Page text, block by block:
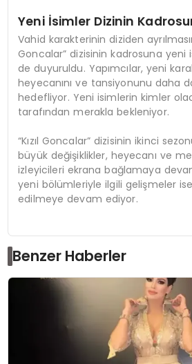
Yeni İsimler Dizinin
Vahid karakterinin diziden
Goncalar” dizisinin kadrosuna yeni
de duyuruldu. Yapımcılar, yeni
heyecanını ve tansiyonunu daha
hedefliyor. Yeni isimlerin kimler
tarafından merakla bekleniyor.
“Kızıl Goncalar” dizisinin ikinci
büyük değişiklikler, heyecanı ve
izleyicileri ekrana bağlamaya
yeni bölümleriyle ilgili gelişmeler
edilmeye devam ediyor.
Benzer Haberler